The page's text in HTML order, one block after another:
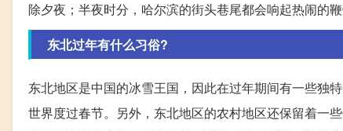
除夕夜；半夜时分，哈尔滨的街头巷尾都会响起热闹的鞭
东北过年有什么习俗?
东北地区是中国的冰雪王国，因此在过年期间有一些独
世界度过春节。另外，东北地区的农村地区还保留着一